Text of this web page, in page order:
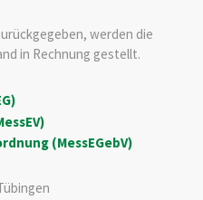
werden die
in Rechnung gestellt.
(MessEGebV)